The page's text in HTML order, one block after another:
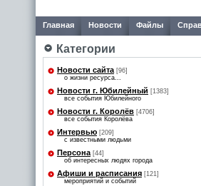
Главная Новости Файлы
Категории
Новости сайта [96]
о жизни ресурса...
Новости г. Юбилейный [1383]
все события Юбилейного
Новости г. Королёв [4706]
все события Королёва
Интервью [209]
с известными людьми
Персона [44]
об интересных людях города
Афиши и расписания [121]
мероприятий и событий